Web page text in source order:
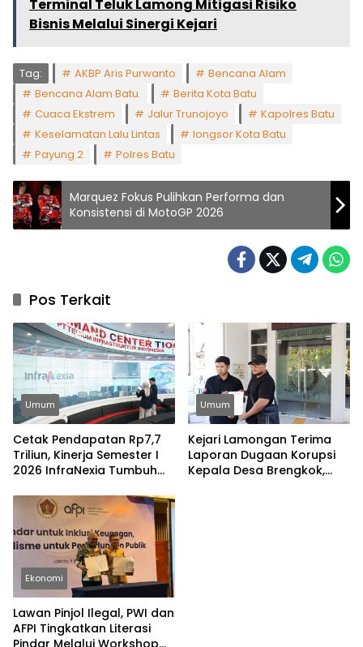
Terminal Teluk Lamong Mitigasi Risiko
Bisnis Melalui Sinergi Kejari
Tag: AKBP Aris Purwanto
Bencana Alam
Bencana Alam Batu.
Berita Kota Batu
Cuaca Ekstrem
Jalur Trunojoyo
Kapolres Batu
Keselamatan Lalu Lintas
longsor Kota Batu
Payung 2
Polres Batu
Marquez Fokus Pulihkan Performa dan
Konsistensi di MotoGP 2026
Pos Terkait
Umum
Cetak Pendapatan Rp7,7
Triliun, Kinerja Semester I
2026 InfraNexia Tumbuh
Saing Industri Digital
Umum
Kejari Lamongan Terima
Laporan Dugaan Korupsi
Kepala Desa Brengkok,
Ekonomi
Lawan Pinjol Ilegal, PWI dan
AFPI Tingkatkan Literasi